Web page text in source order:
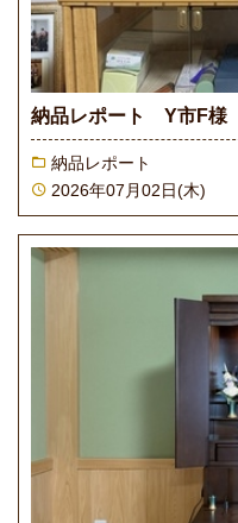
納品レポート Y市F様
納品レポート
2026年07月02日(木)